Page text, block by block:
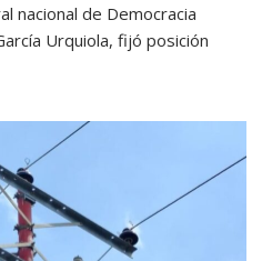
nacional de Democracia
Urquiola, fijó posición